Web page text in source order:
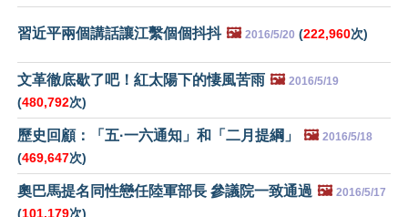
習近平兩個講話讓江繫個個抖抖 🖼️ 2016/5/20 (222,960次)
文革徹底歇了吧！紅太陽下的悽風苦雨 🖼️ 2016/5/19
(480,792次)
歷史回顧：「五·一六通知」和「二月提綱」 🖼️ 2016/5/18
(469,647次)
奧巴馬提名同性戀任陸軍部長 參議院一致通過 🖼️ 2016/5/17
(101,179次)